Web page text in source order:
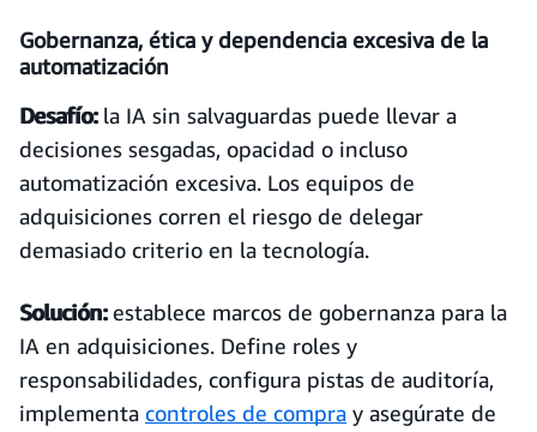
Gobernanza, ética y dependencia excesiva de la
automatización
Desafío:la IA sin salvaguardas puede llevar a
decisiones sesgadas, opacidad o incluso
automatización excesiva. Los equipos de
adquisiciones corren el riesgo de delegar
demasiado criterio en la tecnología.
Solución:establece marcos de gobernanza para la
IA en adquisiciones. Define roles y
responsabilidades, configura pistas de auditoría,
implementa controles de compra y asegúrate de